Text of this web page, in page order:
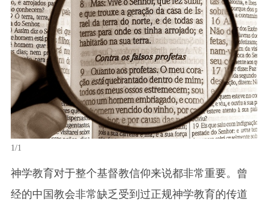
1/1
神学教育对于整个基督教信仰来说都非常重要。曾
经的中国教会非常缺乏受到过正规神学教育的传道